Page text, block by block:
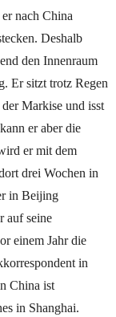
nach China
Deshalb
den Innenraum
Er sitzt trotz Regen
Markise und isst
er aber die
er mit dem
drei Wochen in
in Beijing
auf seine
einem Jahr die
in
China ist
in Shanghai.